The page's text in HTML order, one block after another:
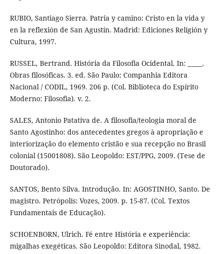
RUBIO, Santiago Sierra. Patria y camino: Cristo en la vida y
en la reflexión de San Agustín. Madrid: Ediciones Religión y
Cultura, 1997.
RUSSEL, Bertrand. História da Filosofia Ocidental. In: _____.
Obras filosóficas. 3. ed. São Paulo: Companhia Editora
Nacional / CODIL, 1969. 206 p. (Col. Biblioteca do Espírito
Moderno: Filosofia). v. 2.
SALES, Antonio Patativa de. A filosofia/teologia moral de
Santo Agostinho: dos antecedentes gregos à apropriação e
interiorização do elemento cristão e sua recepção no Brasil
colonial (15001808). São Leopoldo: EST/PPG, 2009. (Tese de
Doutorado).
SANTOS, Bento Silva. Introdução. In: AGOSTINHO, Santo. De
magistro. Petrópolis: Vozes, 2009. p. 15-87. (Col. Textos
Fundamentais de Educação).
SCHOENBORN, Ulrich. Fé entre História e experiência:
migalhas exegéticas. São Leopoldo: Editora Sinodal, 1982.